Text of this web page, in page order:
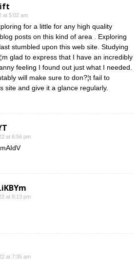
at 5:02 am
for a little for any high quality
posts on this kind of area . Exploring
stumbled upon this web site. Studying
glad to express that I have an incredibly
feeling I found out just what I needed.
will make sure to don?¦t fail to
site and give it a glance regularly.
at 6:56 pm
at 8:13 pm
at 7:35 am